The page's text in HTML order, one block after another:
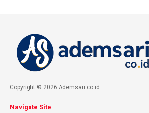
Copyright © 2026 Ademsari.co.id.
Navigate Site